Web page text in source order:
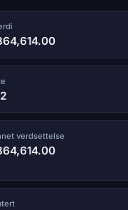
verdsettelse